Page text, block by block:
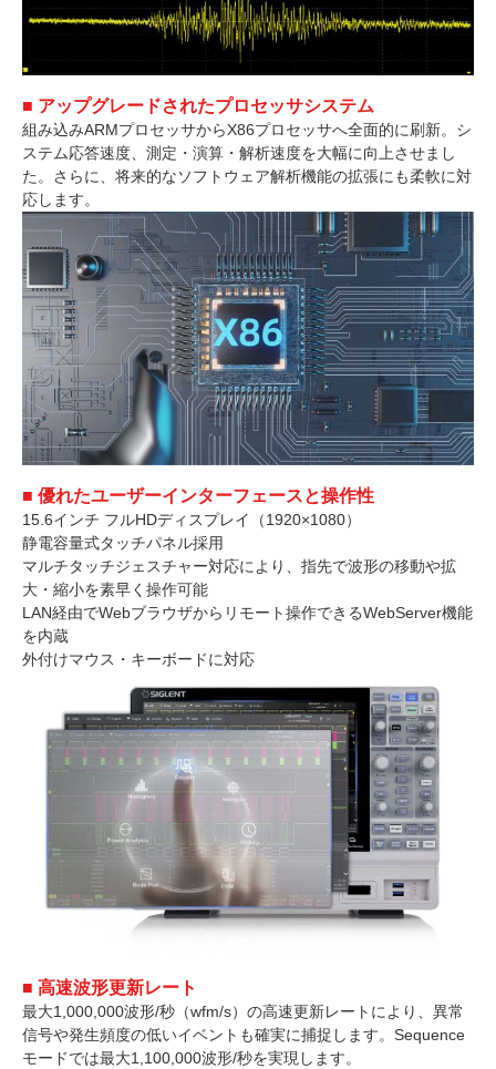
■ アップグレードされたプロセッサシステム
組み込みARMプロセッサからX86プロセッサへ全面的に刷新。シ
ステム応答速度、測定・演算・解析速度を大幅に向上させまし
た。さらに、将来的なソフトウェア解析機能の拡張にも柔軟に対
応します。
■ 優れたユーザーインターフェースと操作性
15.6インチ フルHDディスプレイ（1920×1080）
静電容量式タッチパネル採用
マルチタッチジェスチャー対応により、指先で波形の移動や拡
大・縮小を素早く操作可能
LAN経由でWebブラウザからリモート操作できるWebServer機能
を内蔵
外付けマウス・キーボードに対応
■ 高速波形更新レート
最大1,000,000波形/秒（wfm/s）の高速更新レートにより、異常
信号や発生頻度の低いイベントも確実に捕捉します。Sequence
モードでは最大1,100,000波形/秒を実現します。